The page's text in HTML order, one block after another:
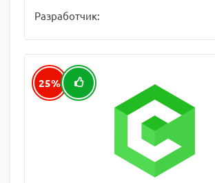
Разработчик:
25%